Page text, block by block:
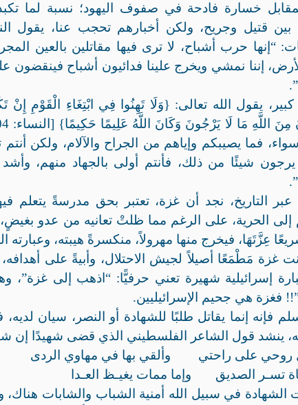
خسارة فادحة في صفوف اليهود؛ نسبة لما
بين قتيل وجريح، ولكن أخبارهم تحجب عنا، يقول
“إنها حرب أشباح، لا ترى فيها مقاتلين بالعين
إننا نمشي ويخرج علينا فدائيون أشباح فينقضون
يقول الله تعالى: {وَلَا تَهِنُوا فِي ابْتِغَاءِ الْقَوْمِ إِنْ
فما يصيبكم وإياهم من الجراح والآلام، ولكن أنتم
شيئًا من ذلك، فأنتم أولى بالجهاد منهم،
عبر التاريخ، نجد أن غزة، تعتبر بحق مدرسةً يتعلم
إلى الحرية، على الرغم مما ظلتْ تعانيه من عدو بغيضٍ،
عِزَّتَهَا، فيخرج منها مهرولاً، منكسرةً هيبته، وعبارته
غزة مَطْمَعًا أصيلاً لجيش الاحتلال، وأبيةً على
إسرائيلية شهيرة تعني حرفيًّا: “اذهب إلى غزة”،
فغزة هي جحيم الإسرائيليين.
فإنه إنما يقاتل طلبًا للشهادة أو النصر، سيان
ينشد قول الشاعر الفلسطيني الذي قضى شهيدًا إن
على راحتي وألقي بها في مهاوي الردى
تسـر الصديق وإما ممات يغيـظ العـدا
الشهادة في سبيل الله أمنية الشباب والشابات